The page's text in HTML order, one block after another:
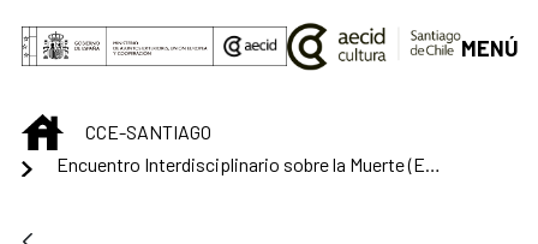
Saltar al contenido principal
MENÚ
INICIOCCE-SANTIAGO